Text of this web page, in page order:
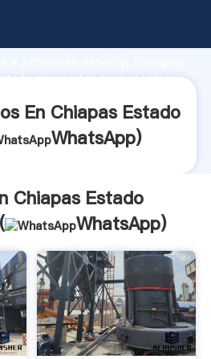
fuerza de
proveedor crea el valor y
En Chiapas Estado
WhatsApp)
Chiapas Estado
WhatsApp)